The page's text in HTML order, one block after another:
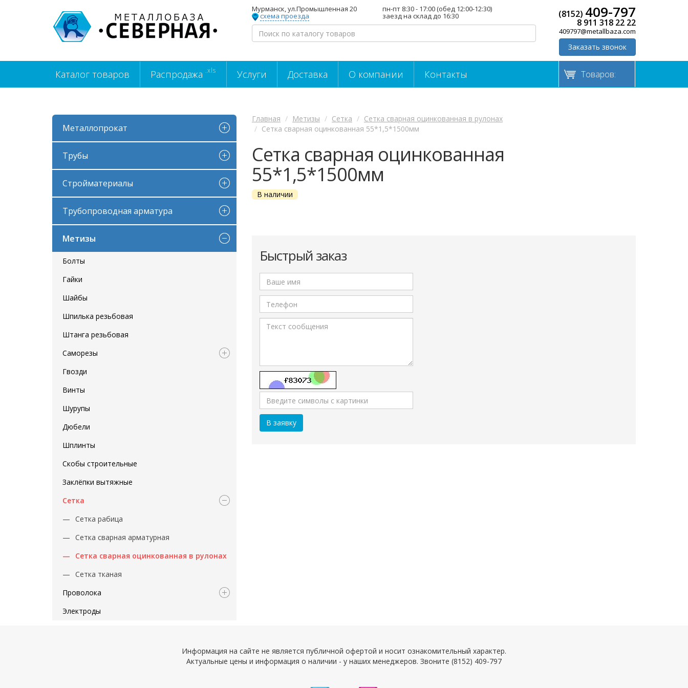
(8152) 409-797
8 911 318 22 22
409797@metallbaza.com
Заказать звонок
Мурманск, ул.Промышленная 20
схема проезда
пн-пт 8:30 - 17:00 (обед 12:00-12:30)
заезд на склад до 16:30
Каталог товаров Распродажа .xls Услуги Доставка О компании Контакты Товаров:
Металлопрокат
Трубы
Стройматериалы
Трубопроводная арматура
Метизы
Болты
Гайки
Шайбы
Шпилька резьбовая
Штанга резьбовая
Саморезы
Гвозди
Винты
Шурупы
Дюбели
Шплинты
Скобы строительные
Заклёпки вытяжные
Сетка
Сетка рабица
Сетка сварная арматурная
Сетка сварная оцинкованная в рулонах
Сетка тканая
Проволока
Электроды
Главная Метизы Сетка
Сетка сварная оцинкованная в рулонах
Сетка сварная оцинкованная 55*1,5*1500мм
Сетка сварная оцинкованная
55*1,5*1500мм
В наличии
Быстрый заказ
Информация на сайте не является публичной офертой и носит ознакомительный характер.
Актуальные цены и информация о наличии - у наших менеджеров. Звоните (8152) 409-797